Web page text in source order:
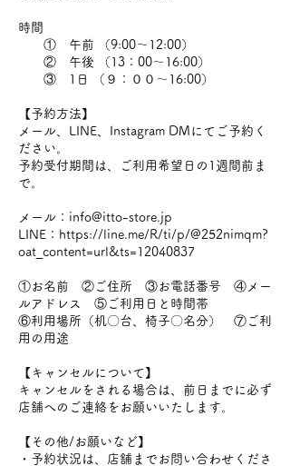
時間
① 午前 （9:00～12:00）
② 午後 （13：00～16:00）
③ 1日 （９：００～16:00）
【予約方法】
メール、LINE、Instagram DMにてご予約く
ださい。
予約受付期間は、ご利用希望日の1週間前ま
で。
メール： info@itto-store.jp
LINE： https://line.me/R/ti/p/@252nimqm?
oat_content=url&ts=12040837
①お名前 ②ご住所 ③お電話番号 ④メー
ルアドレス ⑤ご利用日と時間帯
⑥利用場所（机〇台、椅子〇名分） ⑦ご利
用の用途
【キャンセルについて】
キャンセルをされる場合は、前日までに必ず
店舗へのご連絡をお願いいたします。
【その他/お願いなど】
・予約状況は、店舗までお問い合わせくださ